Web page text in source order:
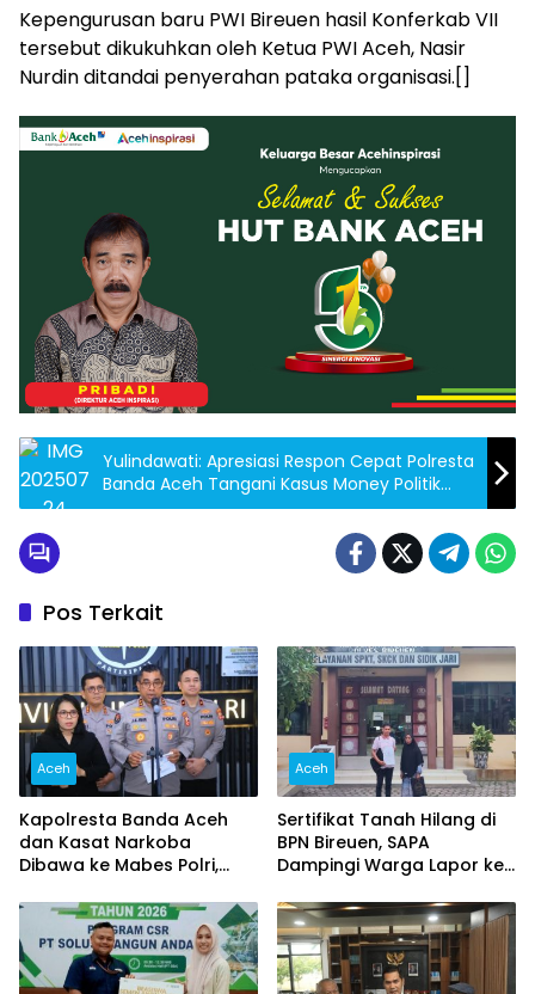
Kepengurusan baru PWI Bireuen hasil Konferkab VII
tersebut dikukuhkan oleh Ketua PWI Aceh, Nasir
Nurdin ditandai penyerahan pataka organisasi.[]
Yulindawati: Apresiasi Respon Cepat Polresta
Banda Aceh Tangani Kasus Money Politik
dan Doble Jabatan
Pos Terkait
Aceh
Kapolresta Banda Aceh
dan Kasat Narkoba
Dibawa ke Mabes Polri,
Berjalan Profesional dan
Transparan
Aceh
Sertifikat Tanah Hilang di
BPN Bireuen, SAPA
Dampingi Warga Lapor ke